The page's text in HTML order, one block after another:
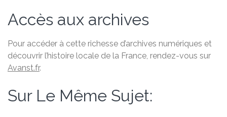
Accès aux archives
Pour accéder à cette richesse d’archives numériques et
découvrir l’histoire locale de la France, rendez-vous sur
Avanst.fr.
Sur Le Même Sujet: